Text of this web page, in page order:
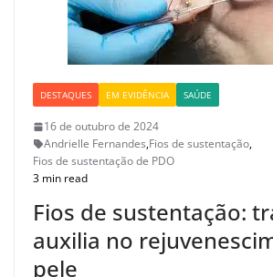
DESTAQUES EM EVIDÊNCIA SAÚDE
16 de outubro de 2024
Andrielle Fernandes,Fios de sustentação,
Fios de sustentação de PDO
3 min read
Fios de sustentação:
auxilia no
pele